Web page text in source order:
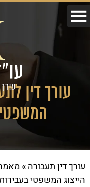
עורך דין
עורך דין תעבורה»
הייצוג המשפטי